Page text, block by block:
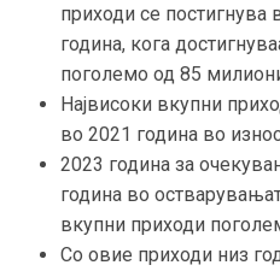
приходи се постигнува
година, кога
поголемо од 85
Највисоки вкупни
во 2021 година во
2023 година за
година во
вкупни приходи
Со овие приходи низ